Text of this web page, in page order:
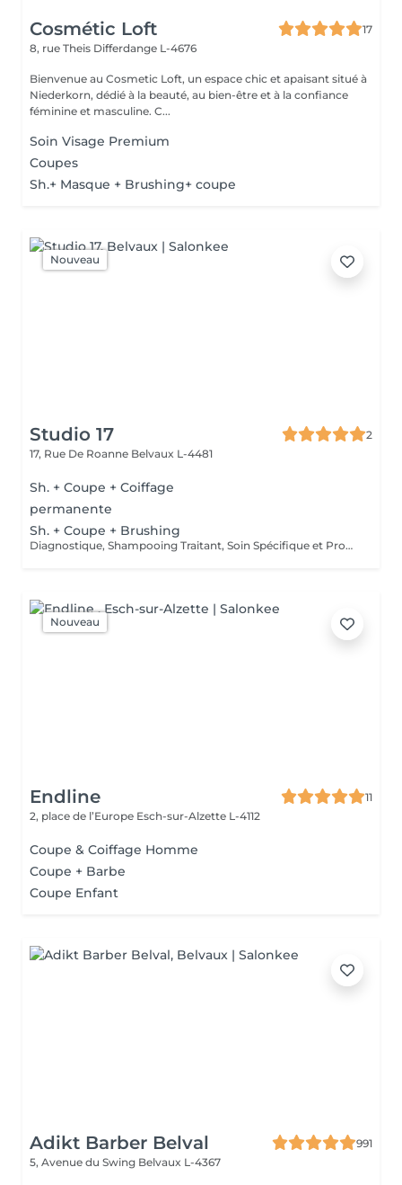
Cosmétic Loft
17
8, rue Theis Differdange L-4676
Bienvenue au Cosmetic Loft, un espace chic et apaisant situé à
Niederkorn, dédié à la beauté, au bien-être et à la confiance
féminine et masculine. C...
Soin Visage Premium
Coupes
Sh.+ Masque + Brushing+ coupe
Nouveau
Studio 17
2
17, Rue De Roanne Belvaux L-4481
Sh. + Coupe + Coiffage
permanente
Sh. + Coupe + Brushing
Diagnostique, Shampooing Traitant, Soin Spécifique et Produits Coiffants inclus
Nouveau
Endline
11
2, place de l’Europe Esch-sur-Alzette L-4112
Coupe & Coiffage Homme
Coupe + Barbe
Coupe Enfant
Adikt Barber Belval
991
5, Avenue du Swing Belvaux L-4367